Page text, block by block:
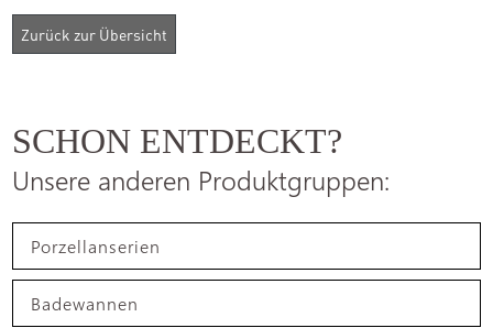
SCHON ENTDECKT?
Unsere anderen Produktgruppen:
Porzellanserien
Badewannen